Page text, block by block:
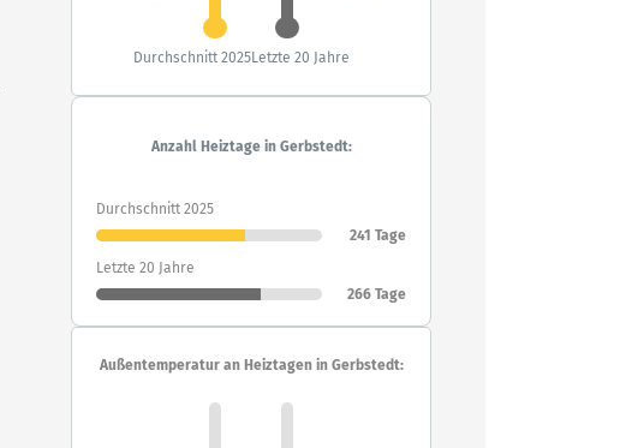
Durchschnitt 2025Letzte 20 Jahre
Anzahl Heiztage in Gerbstedt:
Durchschnitt 2025
241 Tage
Letzte 20 Jahre
266 Tage
Außentemperatur an Heiztagen in Gerbstedt: